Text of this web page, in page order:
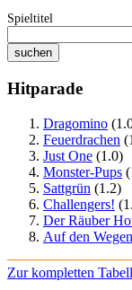
Spieltitel
Hitparade
Dragomino
Feuerdrachen
Just One (1.0)
Monster-Pups
Sattgrün (1.2)
Challengers!
Der Räuber
Auf den
Zur kompletten